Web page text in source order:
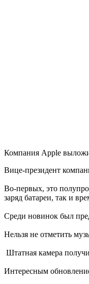
Компания Apple
Вице-президент
Во-первых, это
заряд батареи, так и
Среди новинок был
Нельзя не отметить
Штатная камера
Интересным